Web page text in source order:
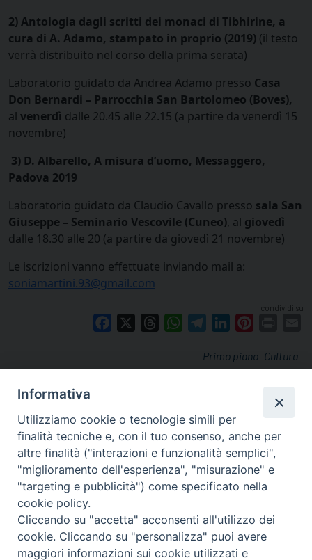
2) Antologia dagli scritti dei monaci di Tibhirine, a
cura di A. Adamo, stampato in proprio (2019) (il testo
verrà distribuito nel corso della prima serata)
Laboratorio guidato da Andrea Adamo presso Casa
Don Bernardi – Parrocchia San Bartolomeo (Boves),
al venerdì dalle 20.45 alle 22.15 (a partire da venerdì 15
novembre)
3) D. Albarello, A misura d’uomo, Messaggero,
Padova 2019
Laboratorio guidato da Claudio Cavallo presso sala San
Giuseppe – Seminario Vescovile (Cuneo), al giovedì
dalle 18.30 alle 20 (a partire da giovedì 21 novembre)
Le iscrizioni vanno effettuate inviando mail a:
soniamartini.93@gmail.com
condividi su
Facebook ThreadsWhatsAppTelegramLinkedIn
Cultura
Primo piano
via Amedeo Rossi, 28 - 12100 Cuneo
Informativa
Utilizziamo cookie o tecnologie simili per
finalità tecniche e, con il tuo consenso, anche per
altre finalità ("interazioni e funzionalità semplici",
"miglioramento dell'esperienza", "misurazione" e
"targeting e pubblicità") come specificato nella
cookie policy.
Cliccando su "accetta" acconsenti all'utilizzo dei
cookie. Cliccando su "personalizza" puoi avere
maggiori informazioni sui cookie utilizzati e